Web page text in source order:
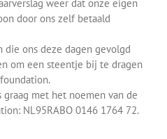
weer dat onze eigen
door ons zelf betaald
die ons deze dagen gevolgd
om een steentje bij te dragen
met het noemen van de
NL95RABO 0146 1764 72.